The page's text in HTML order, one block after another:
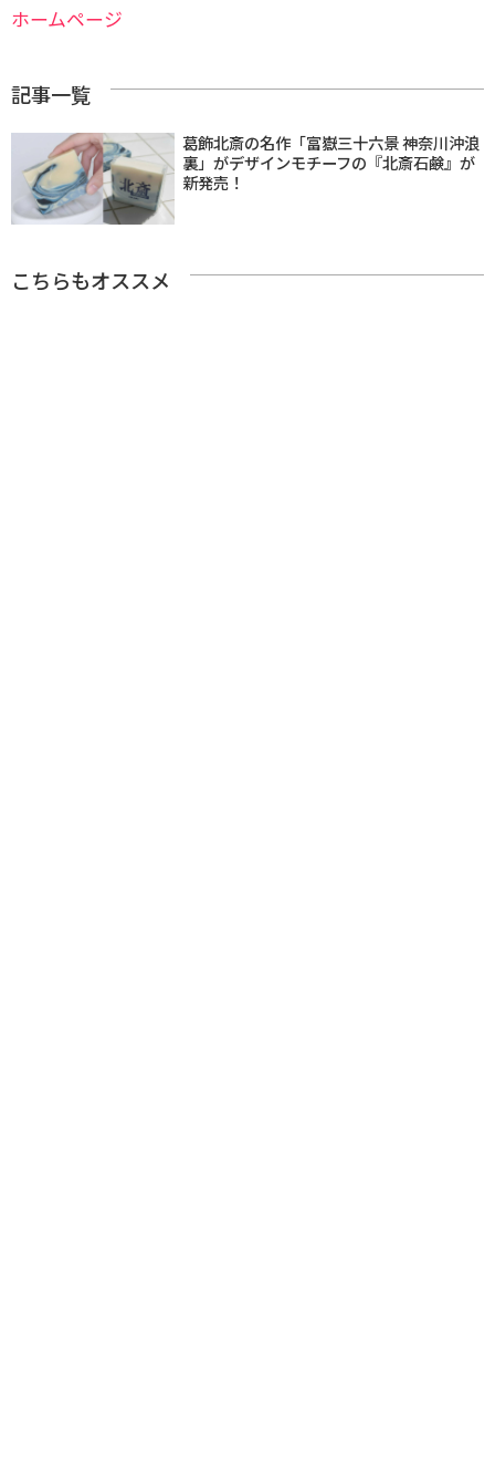
ホームページ
記事一覧
葛飾北斎の名作「富嶽三十六景 神奈川沖浪
裏」がデザインモチーフの『北斎石鹸』が
新発売！
こちらもオススメ